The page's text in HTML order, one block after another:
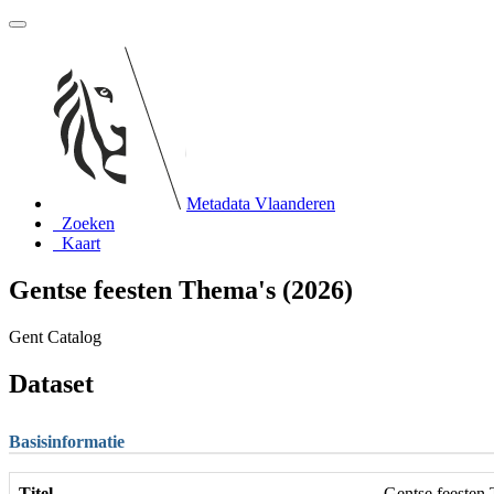
Metadata Vlaanderen
Zoeken
Kaart
Gentse feesten Thema's (2026)
Gent Catalog
Dataset
Basisinformatie